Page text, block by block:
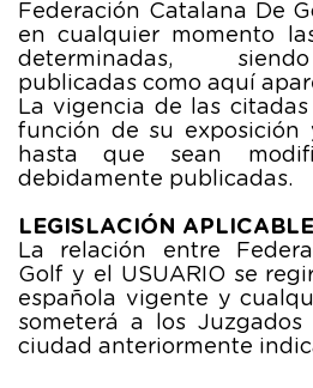
Federación Catalana De
en cualquier momento
determinadas,
publicadas como aquí
La vigencia de las
función de su exposición
hasta que sean
debidamente publicadas.
LEGISLACIÓN
La relación entre
Golf y el USUARIO se
española vigente y
someterá a los
ciudad anteriormente